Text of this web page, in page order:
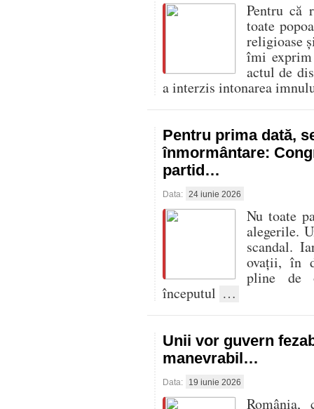
Pentru că
toate
religioase
îmi
actul de
a interzis intonarea
Pentru prima dată,
înmormântare:
partid…
Data: 24 iunie 2026
Nu toate
alegerile.
scandal.
ovații, în
pline de
începutul …
Unii vor guvern
manevrabil…
Data: 19 iunie 2026
România,